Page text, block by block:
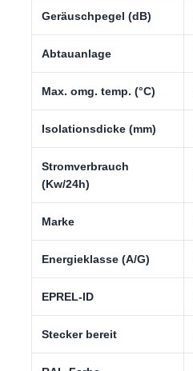
Geräuschpegel (dB)
Abtauanlage
Max. omg. temp. (°C)
Isolationsdicke (mm)
Stromverbrauch
(Kw/24h)
Marke
Energieklasse (A/G)
EPREL-ID
Stecker bereit